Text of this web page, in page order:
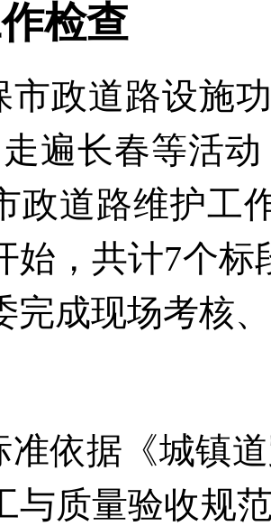
检查
市政道路设施
遍长春等活
政道路维护工
始，共计7个
完成现场考核
准依据《城镇
与质量验收规